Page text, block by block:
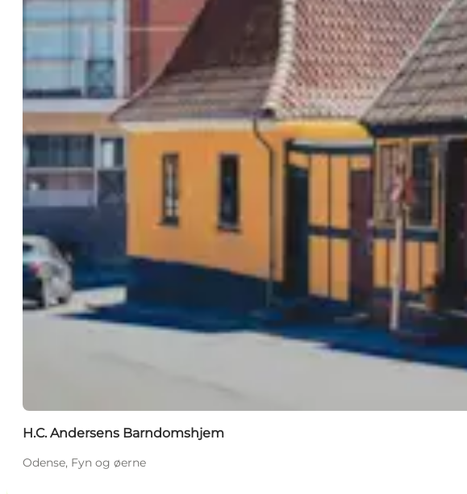
H.C. Andersens Barndomshjem
Odense, Fyn og øerne